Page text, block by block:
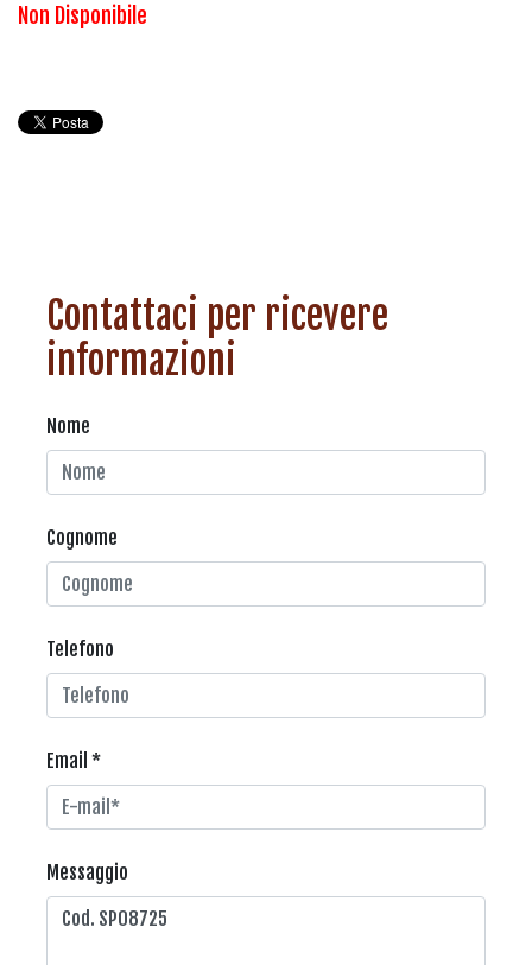
Non Disponibile
Contattaci per ricevere
informazioni
Nome
Cognome
Telefono
Email *
Messaggio